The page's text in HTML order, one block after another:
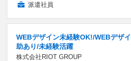
派遣社員
WEBデザイン未経験OK!/WEBデザ
助あり/未経験活躍
株式会社RIOT GROUP